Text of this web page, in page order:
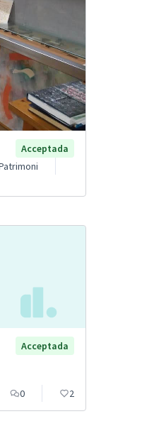
Acceptada
Acceptada
0 2